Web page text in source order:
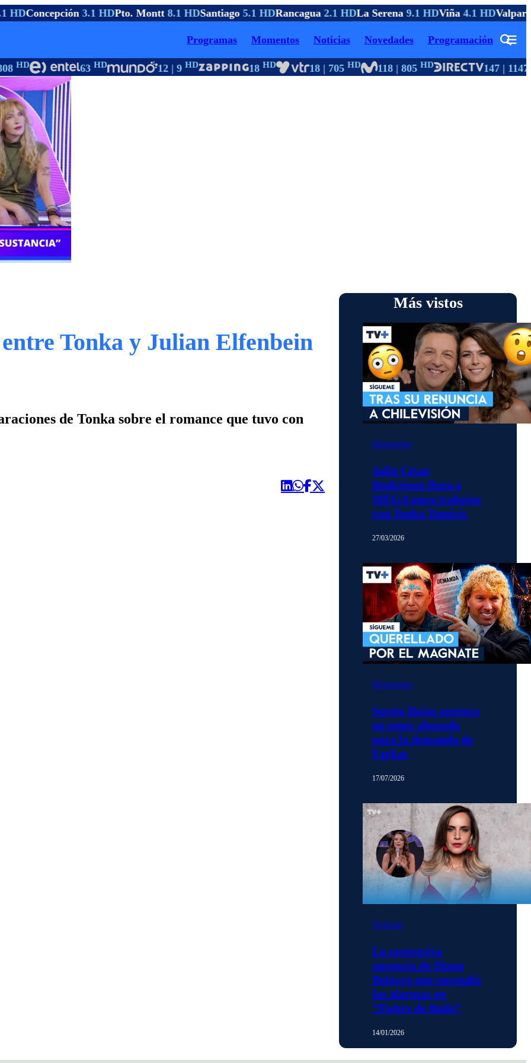
HDConcepción3.1 HDPto. Montt8.1 HDSantiago5.1 HDRancagua2.1 HDLa Serena9.1 HDViña4.1 HD
Programas Momentos Noticias Novedades Programación
HD 63HD 12 | 9HD 18HD 18 | 705HD 118 | 805HD 147 | 1147
entre Tonka y Julian Elfenbein
de Tonka sobre el romance que tuvo con
Más vistos
Momentos
Julio César
Rodríguez llega a
MEGA para trabajar
con Tonka Tomicic
27/03/2026
Momentos
Sergio Rojas asegura
no tener abogado
para la demanda de
Farkas
17/07/2026
Noticias
La sorpresiva
ausencia de Diana
Bolocco que encendió
las alarmas en
“Fiebre de Baile”
14/01/2026